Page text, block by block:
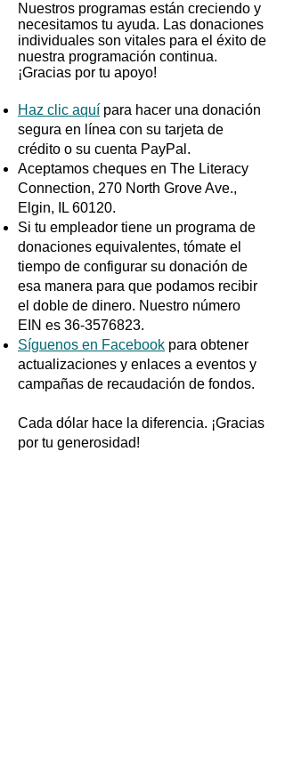
Nuestros programas están creciendo y
necesitamos tu ayuda. Las donaciones
individuales son vitales para el éxito de
nuestra programación continua.
¡Gracias por tu apoyo!
Haz clic aquí para hacer una donación
segura en línea con su tarjeta de
crédito o su cuenta PayPal.
Aceptamos cheques en The Literacy
Connection, 270 North Grove Ave.,
Elgin, IL 60120.
Si tu empleador tiene un programa de
donaciones equivalentes, tómate el
tiempo de configurar su donación de
esa manera para que podamos recibir
el doble de dinero. Nuestro número
EIN es 36-3576823.
Síguenos en Facebook para obtener
actualizaciones y enlaces a eventos y
campañas de recaudación de fondos.
Cada dólar hace la diferencia. ¡Gracias
por tu generosidad!